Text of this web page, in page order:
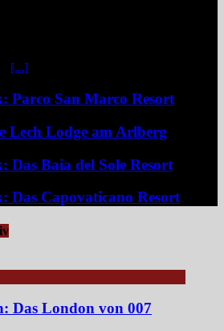
[...]
Parco San Marco Resort
Lech Lodge am Arlberg
Das Baia del Sole Resort
Das Capovaticano Resort
Das London von 007